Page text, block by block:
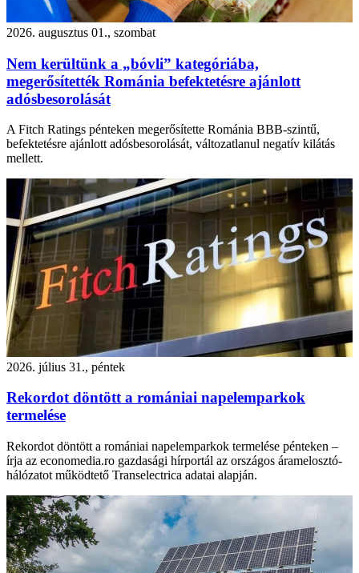
2026. augusztus 01., szombat
Nem kerültünk a „bóvli” kategóriába,
megerősítették Románia befektetésre ajánlott
adósbesorolását
A Fitch Ratings pénteken megerősítette Románia BBB-szintű,
befektetésre ajánlott adósbesorolását, változatlanul negatív kilátás
mellett.
2026. július 31., péntek
Rekordot döntött a romániai napelemparkok
termelése
Rekordot döntött a romániai napelemparkok termelése pénteken –
írja az economedia.ro gazdasági hírportál az országos áramelosztó-
hálózatot működtető Transelectrica adatai alapján.